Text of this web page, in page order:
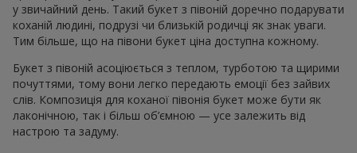
у звичайний день. Такий букет з півоній доречно подарувати
коханій людині, подрузі чи близькій родичці як знак уваги.
Тим більше, що на півони букет ціна доступна кожному.
Букет з півоній асоціюється з теплом, турботою та щирими
почуттями, тому вони легко передають емоції без зайвих
слів. Композиція для коханої півонія букет може бути як
лаконічною, так і більш об’ємною — усе залежить від
настрою та задуму.